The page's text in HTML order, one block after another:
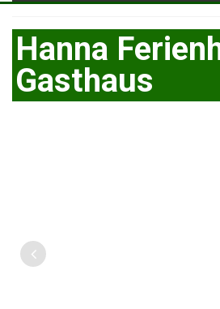
Romana
Hanna
Gasthaus